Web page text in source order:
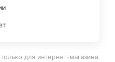
для интернет-магазина